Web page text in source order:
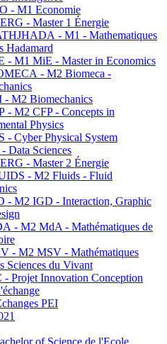
- M1 Economie
- Master 1 Énergie
- M1 - Mathematiques
Hadamard
- M1 MiE - Master in Economics
- M2 Biomeca -
M2 Biomechanics
- M2 CFP - Concepts in
Physics
- Cyber Physical System
Data Sciences
- Master 2 Énergie
- M2 Fluids - Fluid
- M2 IGD - Interaction, Graphic
- M2 MdA - Mathématiques de
- M2 MSV - Mathématiques
Sciences du Vivant
- Projet Innovation Conception
PEI
of Science de l'Ecole